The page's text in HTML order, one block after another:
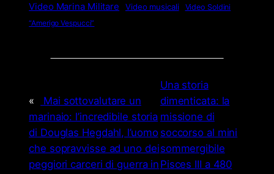
Video Marina Militare Video musicali
Video Soldini
“Amerigo Vespucci”
«
Mai sottovalutare un
marinaio: l’incredibile storia
di Douglas Hegdahl, l’uomo
che sopravvisse ad uno dei
peggiori carceri di guerra in
Una storia
dimenticata: la
missione di
soccorso al mini
sommergibile
Pisces III a 480